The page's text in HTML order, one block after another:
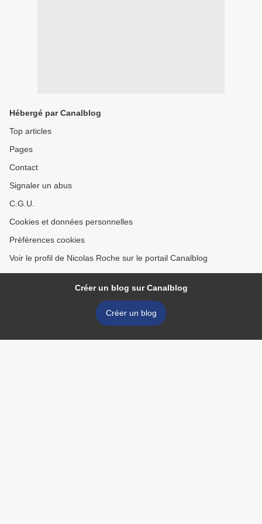
Hébergé par Canalblog
Top articles
Pages
Contact
Signaler un abus
C.G.U.
Cookies et données personnelles
Préférences cookies
Voir le profil de Nicolas Roche sur le portail Canalblog
Créer un blog sur Canalblog
Créer un blog